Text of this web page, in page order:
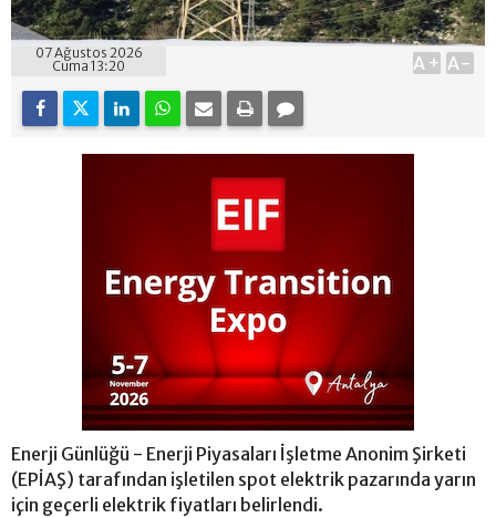
07 Ağustos 2026
Cuma 13:20
A+ A-
Enerji Günlüğü - Enerji Piyasaları İşletme Anonim Şirketi
(EPİAŞ) tarafından işletilen spot elektrik pazarında yarın
için geçerli elektrik fiyatları belirlendi.